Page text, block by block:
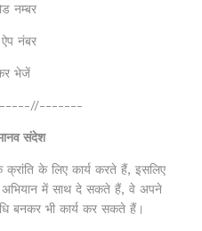
नम्बर
ऐप नंबर
भेजें
संदेश
क्रांति के लिए कार्य करते हैं, इसलिए
अभियान में साथ दे सकते हैं, वे अपने
बनकर भी कार्य कर सकते हैं।